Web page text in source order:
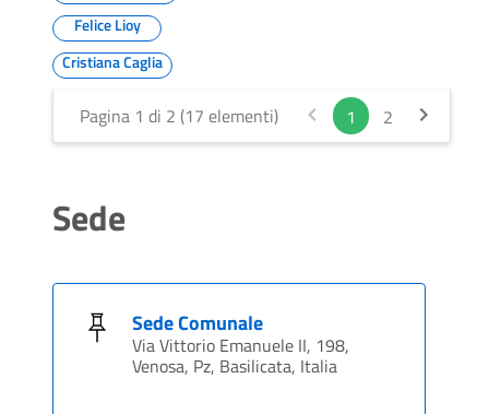
Felice Lioy
Cristiana Caglia
Pagina 1 di 2 (17 elementi) 1 2
Sede
Sede Comunale
Via Vittorio Emanuele II, 198,
Venosa, Pz, Basilicata, Italia